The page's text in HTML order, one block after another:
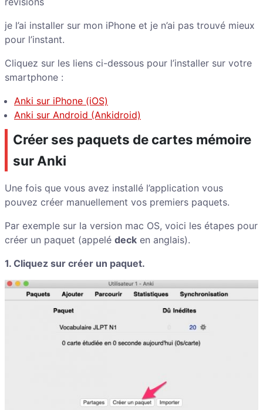
je l’ai installer sur mon iPhone et je n’ai pas trouvé mieux
pour l’instant.
Cliquez sur les liens ci-dessous pour l’installer sur votre
smartphone :
Anki sur iPhone (iOS)
Anki sur Android (Ankidroid)
Créer ses paquets de cartes mémoire
sur Anki
Une fois que vous avez installé l’application vous
pouvez créer manuellement vos premiers paquets.
Par exemple sur la version mac OS, voici les étapes pour
créer un paquet (appelé deck en anglais).
1. Cliquez sur créer un paquet.